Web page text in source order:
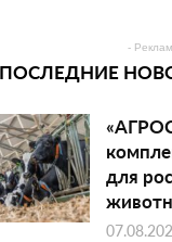
-
ПОСЛЕДНИЕ
для